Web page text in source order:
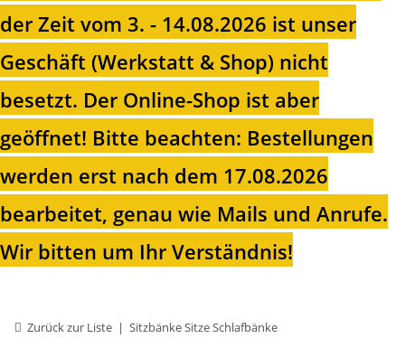
der Zeit vom 3. - 14.08.2026 ist unser
Geschäft (Werkstatt & Shop) nicht
besetzt. Der Online-Shop ist aber
geöffnet! Bitte beachten: Bestellungen
werden erst nach dem 17.08.2026
bearbeitet, genau wie Mails und Anrufe.
Wir bitten um Ihr Verständnis!
Zurück zur Liste Sitzbänke Sitze Schlafbänke